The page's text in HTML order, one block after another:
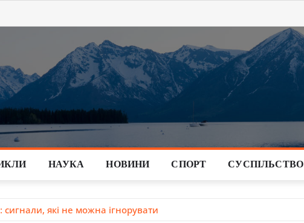
НАУКА НОВИНИ СПОРТ СУСПІЛЬСТВО
сигнали, які не можна ігнорувати